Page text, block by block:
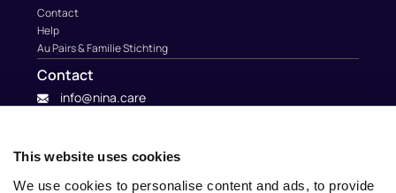
This website uses cookies
We use cookies to personalise content and ads, to provide
Contact
Help
Au Pairs & Familie Stichting
Contact
info@nina.care